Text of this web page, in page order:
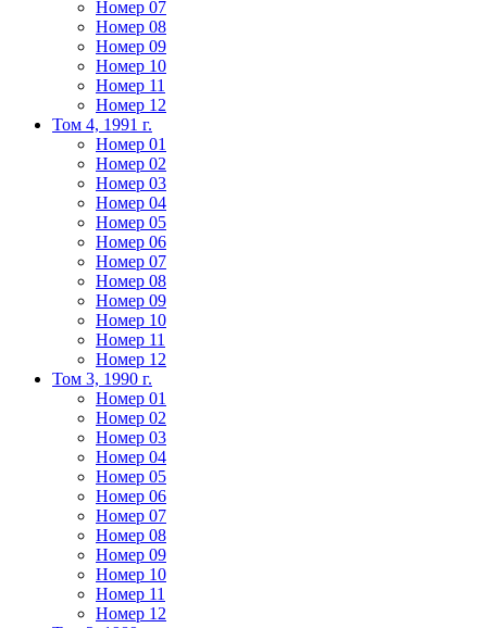
Номер 07
Номер 08
Номер 09
Номер 10
Номер 11
Номер 12
Том 4, 1991 г.
Номер 01
Номер 02
Номер 03
Номер 04
Номер 05
Номер 06
Номер 07
Номер 08
Номер 09
Номер 10
Номер 11
Номер 12
Том 3, 1990 г.
Номер 01
Номер 02
Номер 03
Номер 04
Номер 05
Номер 06
Номер 07
Номер 08
Номер 09
Номер 10
Номер 11
Номер 12